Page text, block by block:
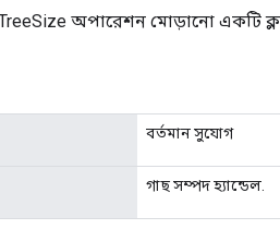
অপারেশন মোড়ানো একটি
বর্তমান সুযোগ
গাছ সম্পদ হ্যান্ডেল.